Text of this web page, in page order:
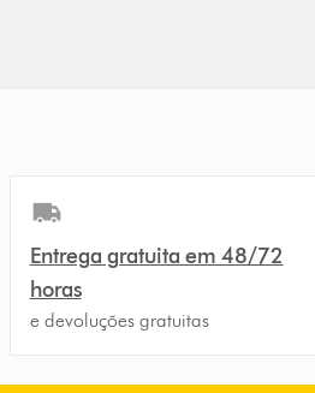
Entrega gratuita em 48/72
horas
e devoluções gratuitas